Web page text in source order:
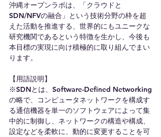
沖縄オープンラボは、「クラウドと
SDN/NFVの融合」という技術分野の枠を超
えた活動を推進する、世界的にもユニークな
研究機関であるという特徴を生かし、今後も
本目標の実現に向け積極的に取り組んでまい
ります。
【用語説明】
※SDNとは、Software-Defined Networking
の略で、コンピュータネットワークを構成す
る通信機器を単一のソフトウェアによって集
中的に制御し、ネットワークの構造や構成、
設定などを柔軟に、動的に変更することを可